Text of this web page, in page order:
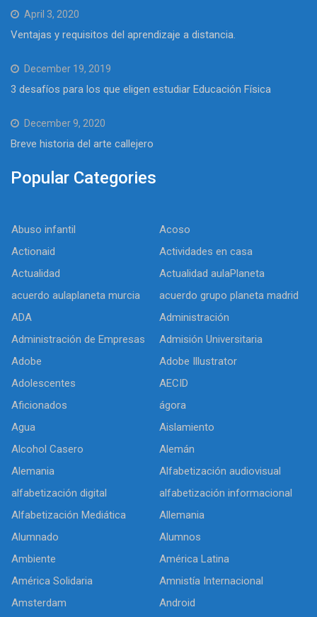
April 3, 2020
Ventajas y requisitos del aprendizaje a distancia.
December 19, 2019
3 desafíos para los que eligen estudiar Educación Física
December 9, 2020
Breve historia del arte callejero
Popular Categories
Abuso infantil
Acoso
Actionaid
Actividades en casa
Actualidad
Actualidad aulaPlaneta
acuerdo aulaplaneta murcia
acuerdo grupo planeta madrid
ADA
Administración
Administración de Empresas
Admisión Universitaria
Adobe
Adobe Illustrator
Adolescentes
AECID
Aficionados
ágora
Agua
Aislamiento
Alcohol Casero
Alemán
Alemania
Alfabetización audiovisual
alfabetización digital
alfabetización informacional
Alfabetización Mediática
Allemania
Alumnado
Alumnos
Ambiente
América Latina
América Solidaria
Amnistía Internacional
Amsterdam
Android